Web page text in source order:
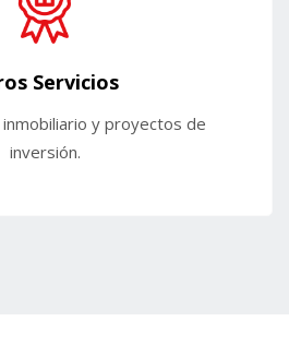
Servicios
y proyectos de
inversión.